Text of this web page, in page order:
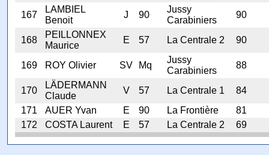
167
LAMBIEL
Benoit
J 90
Jussy
Carabiniers
90
168
PEILLONNEX
Maurice
E 57 La Centrale 2 90
169 ROY Olivier SV Mq
Jussy
Carabiniers
88
170
LÄDERMANN
Claude
V 57 La Centrale 1
84
171
AUER Yvan E 90 La Frontière
81
172
COSTA Laurent E 57 La Centrale 2 69